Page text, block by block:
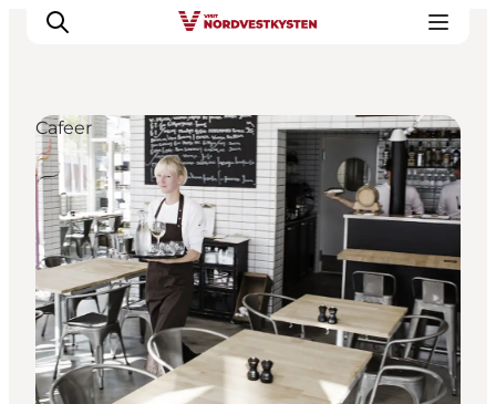
Feriesteder
Inspiration
Handicapvenlig ferie
Events
Overnatning
Planlæg din ferie
Cafeer